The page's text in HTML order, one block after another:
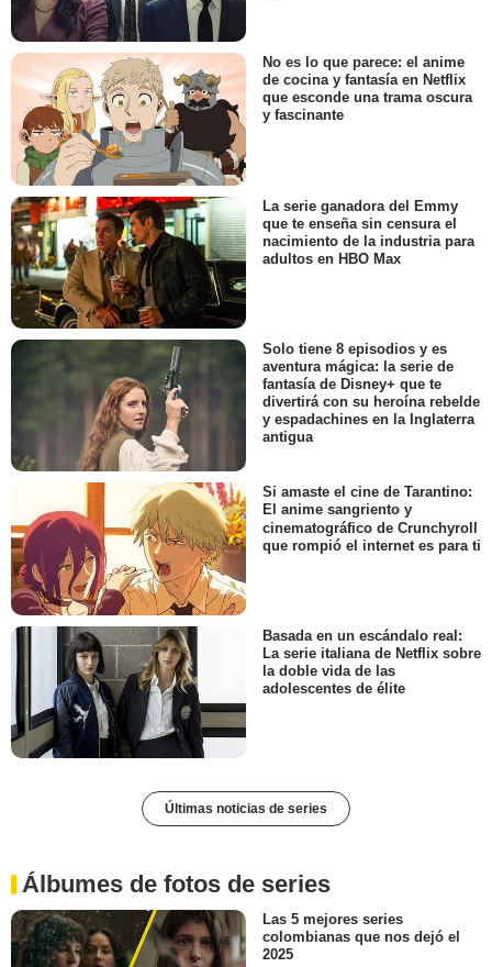
No es lo que parece: el anime
de cocina y fantasía en Netflix
que esconde una trama oscura
y fascinante
La serie ganadora del Emmy
que te enseña sin censura el
nacimiento de la industria para
adultos en HBO Max
Solo tiene 8 episodios y es
aventura mágica: la serie de
fantasía de Disney+ que te
divertirá con su heroína rebelde
y espadachines en la Inglaterra
antigua
Si amaste el cine de Tarantino:
El anime sangriento y
cinematográfico de Crunchyroll
que rompió el internet es para ti
Basada en un escándalo real:
La serie italiana de Netflix sobre
la doble vida de las
adolescentes de élite
Últimas noticias de series
Álbumes de fotos de series
Las 5 mejores series
colombianas que nos dejó el
2025